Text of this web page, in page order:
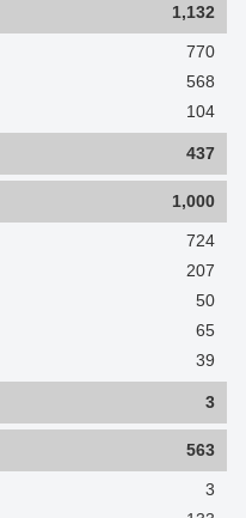
1,132
770
568
104
437
1,000
724
207
50
65
39
3
563
3